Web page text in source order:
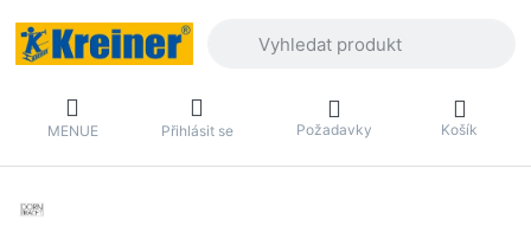
MENUE Přihlásit se Požadavky Košík